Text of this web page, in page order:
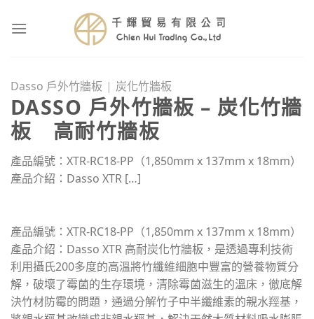
Dasso 戶外竹牆板 | 炭化竹牆板
DASSO 戶外竹牆板 – 炭化竹牆
板 高耐竹牆板
產品編號：XTR-RC18-PP（1,850mm x 137mm x 18mm）
產品介紹：Dasso XTR […]
產品編號：XTR-RC18-PP（1,850mm x 137mm x 18mm）
產品介紹：Dasso XTR 高耐炭化竹牆板，是透過專利技術
利用攝氏200多度的高溫將竹纖維細胞中豐富的營養物質分
解，破壞了霉菌的生存環境，清除霉菌滋生的溫床，徹底解
決竹材防霉的問題，通過分解竹子中半纖維素的親水羥基，